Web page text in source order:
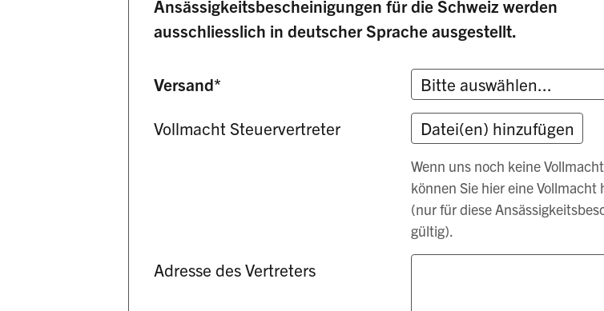
Ansässigkeitsbescheinigungen für die Schweiz werden
ausschliesslich in deutscher Sprache ausgestellt.
Versand*
Vollmacht Steuervertreter
Wenn uns noch keine
können Sie hier eine Vollmacht
(nur für diese
gültig).
Adresse des Vertreters